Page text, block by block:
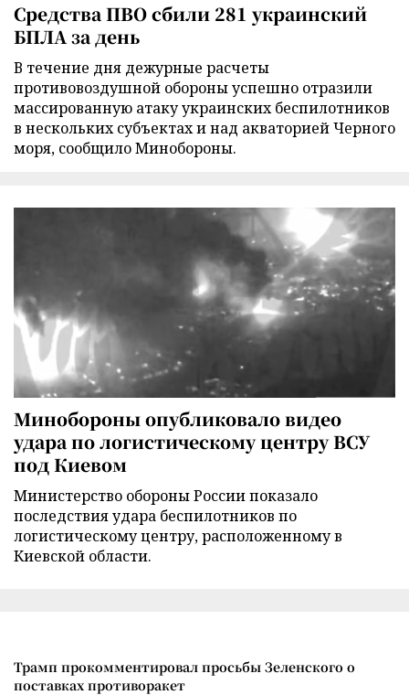
Средства ПВО сбили 281 украинский
БПЛА за день
В течение дня дежурные расчеты
противовоздушной обороны успешно отразили
массированную атаку украинских беспилотников
в нескольких субъектах и над акваторией Черного
моря, сообщило Минобороны.
Минобороны опубликовало видео
удара по логистическому центру ВСУ
под Киевом
Министерство обороны России показало
последствия удара беспилотников по
логистическому центру, расположенному в
Киевской области.
Трамп прокомментировал просьбы Зеленского о
поставках противоракет